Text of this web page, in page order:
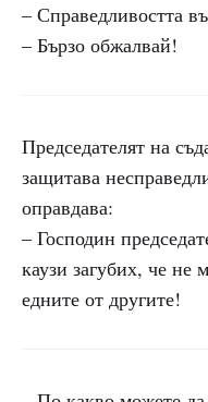
– Справедливостта
– Бързо обжалвай!
Председателят на
защитава
оправдава:
– Господин
каузи загубих, че не
едните от другите!